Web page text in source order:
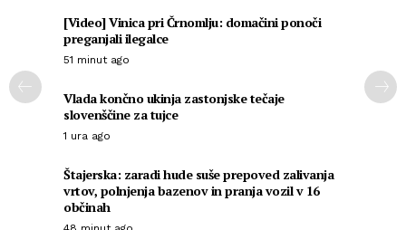
[Video] Vinica pri Črnomlju: domačini ponoči
preganjali ilegalce
51 minut ago
Vlada končno ukinja zastonjske tečaje
slovenščine za tujce
1 ura ago
Štajerska: zaradi hude suše prepoved zalivanja
vrtov, polnjenja bazenov in pranja vozil v 16
občinah